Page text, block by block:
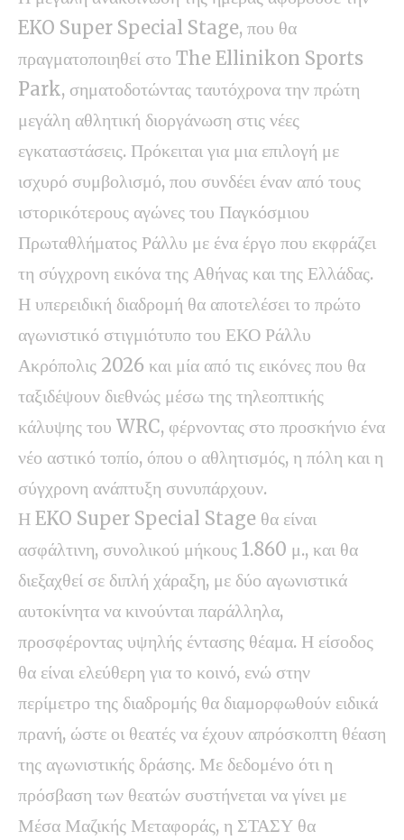
EKO Super Special Stage, που θα
πραγματοποιηθεί στο The Ellinikon Sports
Park, σηματοδοτώντας ταυτόχρονα την πρώτη
μεγάλη αθλητική διοργάνωση στις νέες
εγκαταστάσεις. Πρόκειται για μια επιλογή με
ισχυρό συμβολισμό, που συνδέει έναν από τους
ιστορικότερους αγώνες του Παγκόσμιου
Πρωταθλήματος Ράλλυ με ένα έργο που εκφράζει
τη σύγχρονη εικόνα της Αθήνας και της Ελλάδας.
Η υπερειδική διαδρομή θα αποτελέσει το πρώτο
αγωνιστικό στιγμιότυπο του ΕΚΟ Ράλλυ
Ακρόπολις 2026 και μία από τις εικόνες που θα
ταξιδέψουν διεθνώς μέσω της τηλεοπτικής
κάλυψης του WRC, φέρνοντας στο προσκήνιο ένα
νέο αστικό τοπίο, όπου ο αθλητισμός, η πόλη και η
σύγχρονη ανάπτυξη συνυπάρχουν.
Η EKO Super Special Stage θα είναι
ασφάλτινη, συνολικού μήκους 1.860 μ., και θα
διεξαχθεί σε διπλή χάραξη, με δύο αγωνιστικά
αυτοκίνητα να κινούνται παράλληλα,
προσφέροντας υψηλής έντασης θέαμα. Η είσοδος
θα είναι ελεύθερη για το κοινό, ενώ στην
περίμετρο της διαδρομής θα διαμορφωθούν ειδικά
πρανή, ώστε οι θεατές να έχουν απρόσκοπτη θέαση
της αγωνιστικής δράσης. Με δεδομένο ότι η
πρόσβαση των θεατών συστήνεται να γίνει με
Μέσα Μαζικής Μεταφοράς, η ΣΤΑΣΥ θα